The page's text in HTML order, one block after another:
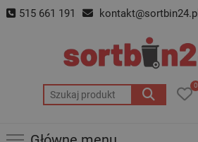
Skip 515 661 191 kontakt@sortbin24.pl
Szukaj:
0